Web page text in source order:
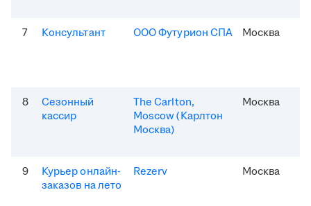
7 Консультант ООО Футурион СПА Москва
8
Сезонный
кассир
The Carlton,
Moscow (Карлтон
Москва)
Москва
9
Курьер онлайн-
заказов на лето
Rezerv Москва